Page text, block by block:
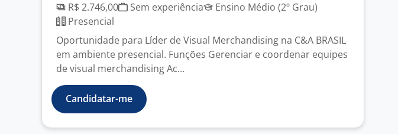
R$ 2.746,00
Sem experiência
Ensino Médio (2º Grau)
Presencial
Oportunidade para Líder de Visual Merchandising na C&A BRASIL
em ambiente presencial. Funções Gerenciar e coordenar equipes
de visual merchandising Ac...
Candidatar-me